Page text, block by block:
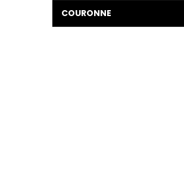
COURONNE